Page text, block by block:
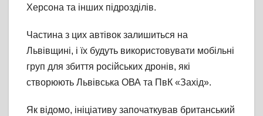
Херсона та інших підрозділів.
Частина з цих автівок залишиться на
Львівщині, і їх будуть використовувати мобільні
груп для збиття російських дронів, які
створюють Львівська ОВА та ПвК «Захід».
Як відомо, ініціативу започаткував британський